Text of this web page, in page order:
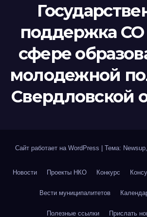
поддержка
сфере
молодежной
Свердловской
Сайт работает на WordPress Тема:
Новости Проекты НКО Конкурс
Вести муниципалитетов
Полезные ссылки Прислать